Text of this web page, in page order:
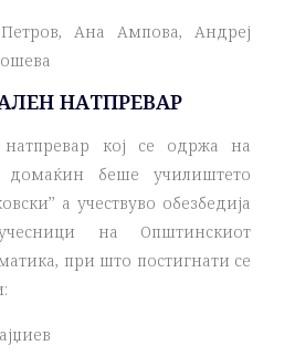
Ана Ампова, Андреј
НАТПРЕВАР
кој се одржа на
домаќин беше училиштето
а учествуво обезбедија
на Општинскиот
при што постигнати се